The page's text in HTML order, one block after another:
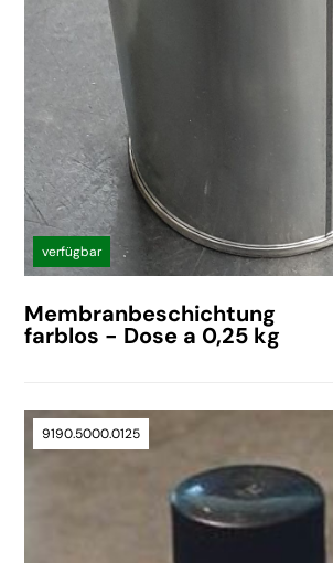
verfügbar
Membranbeschichtung
farblos - Dose a 0,25 kg
9190.5000.0125